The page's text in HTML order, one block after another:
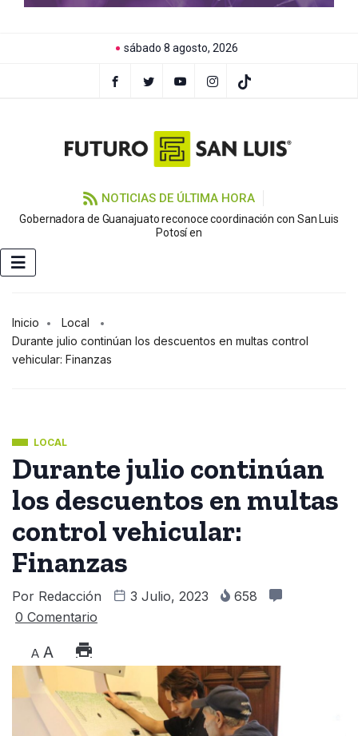
sábado 8 agosto, 2026
NOTICIAS DE ÚLTIMA HORA
Gobernadora de Guanajuato reconoce coordinación con San Luis
Potosí en
Inicio
Local
Durante julio continúan los descuentos en multas control
vehicular: Finanzas
LOCAL
Durante julio continúan
los descuentos en multas
control vehicular:
Finanzas
Por Redacción 3 Julio, 2023
658
0 Comentario
A A